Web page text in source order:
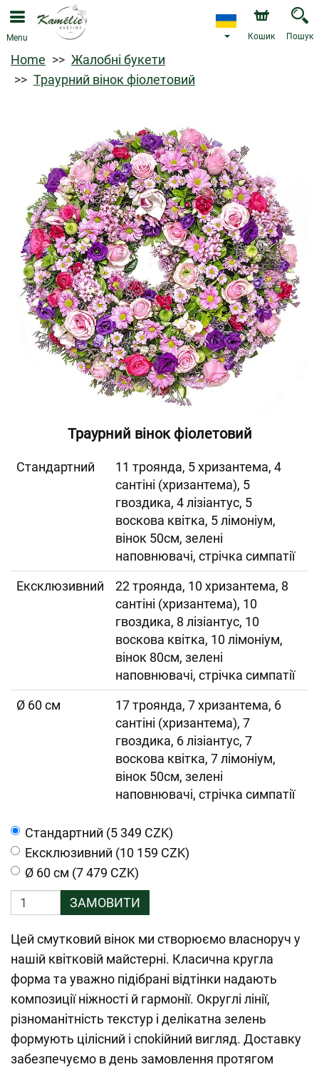
Menu Кошик Пошук
Home
Жалобні букети
Траурний вінок фіолетовий
Траурний вінок фіолетовий
Cтандартний
11 троянда, 5 хризантема, 4
сантіні (хризантема), 5
гвоздика, 4 лізіантус, 5
воскова квітка, 5 лімоніум,
вінок 50см, зелені
наповнювачі, стрічка симпатії
Ексклюзивний
22 троянда, 10 хризантема, 8
сантіні (хризантема), 10
гвоздика, 8 лізіантус, 10
воскова квітка, 10 лімоніум,
вінок 80см, зелені
наповнювачі, стрічка симпатії
Ø 60 см
17 троянда, 7 хризантема, 6
сантіні (хризантема), 7
гвоздика, 6 лізіантус, 7
воскова квітка, 7 лімоніум,
вінок 50см, зелені
наповнювачі, стрічка симпатії
Cтандартний (5 349 CZK)
Ексклюзивний (10 159 CZK)
Ø 60 см (7 479 CZK)
ЗАМОВИТИ
Цей смутковий вінок ми створюємо власноруч у
нашій квітковій майстерні. Класична кругла
форма та уважно підібрані відтінки надають
композиції ніжності й гармонії. Округлі лінії,
різноманітність текстур і делікатна зелень
формують цілісний і спokійний вигляд. Доставку
забезпечуємо в день замовлення протягом